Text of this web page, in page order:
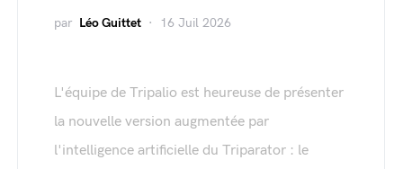
par Léo Guittet 16 Juil 2026
L'équipe de Tripalio est heureuse de présenter
la nouvelle version augmentée par
l'intelligence artificielle du Triparator : le